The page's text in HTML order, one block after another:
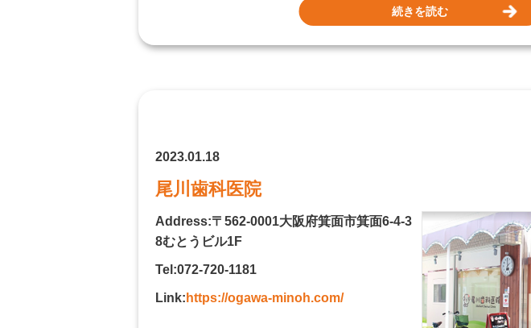
続きを読む
2023.01.18
尾川歯科医院
Address:〒562-0001大阪府箕面市箕面6-4-3
8むとうビル1F
Tel:072-720-1181
Link: https://ogawa-minoh.com/